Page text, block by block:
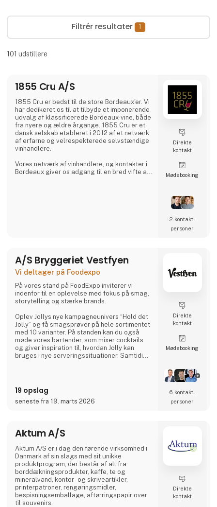
Filtrér resultater 1
101 udstillere
1855 Cru A/S
1855 Cru er bedst til de store Bordeaux'er. Vi
har dedikeret os til at tilbyde et imponerende
udvalg af klassificerede Bordeaux-vine, både
fra nyere og ældre årgange. 1855 Cru er et
dansk selskab etableret i 2012 af et netværk
af erfarne og velrespekterede selvstændige
vinhandlere.
Vores netværk af vinhandlere, og kontakter i
Bordeaux giver os adgang til en bred vifte af
Direkte
kontakt
Møde­booking
2 kontakt­
personer
A/S Bryggeriet Vestfyen
Vi deltager på Foodexpo
På vores stand på FoodExpo inviterer vi
indenfor til en oplevelse med fokus på smag,
storytelling og stærke brands.
Oplev Jollys nye kampagneunivers “Hold det
Jolly” og få smagsprøver på hele sortimentet
med 10 varianter. På standen kan du også
møde vores bartender, som mixer cocktails
og giver inspiration til, hvordan Jolly kan
bruges i nye serveringssituationer. Samtidig
omtalte brands.
Vi har også vores specialølsbrand Willemoes
19 opslag
seneste fra 19. marts 2026
Direkte
kontakt
Møde­booking
6 kontakt­
personer
Aktum A/S
Aktum A/S er i dag den førende virksomhed i
Danmark af sin slags med sit unikke
produktprogram, der består af alt fra
borddækningsprodukter, kaffe, te og
mineralvand, kontor- og skriveartikler,
printerpatroner, rengøringsmidler,
bespisningsemballage, aftørringspapir over
til souvenirs.
Direkte
kontakt